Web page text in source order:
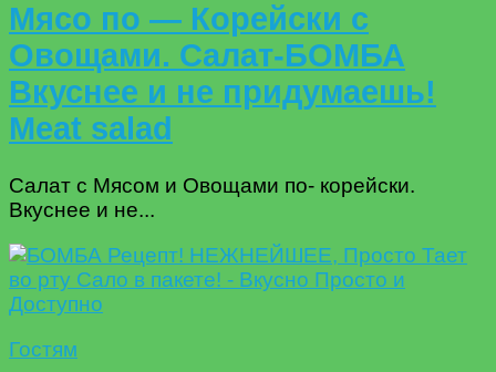
Мясо по — Корейски с
Овощами. Салат-БОМБА
Вкуснее и не придумаешь!
Meat salad
Салат с Мясом и Овощами по- корейски.
Вкуснее и не...
Гостям